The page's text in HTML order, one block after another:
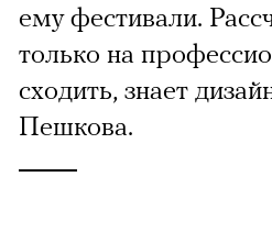
ему фестивали.
только на
сходить, знает
Пешкова.